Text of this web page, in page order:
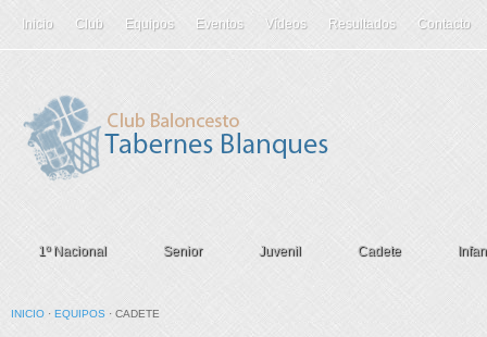
Inicio Club Equipos Eventos Vídeos Resultados Contacto
1º Nacional Senior Juvenil Cadete
INICIO · EQUIPOS · CADETE